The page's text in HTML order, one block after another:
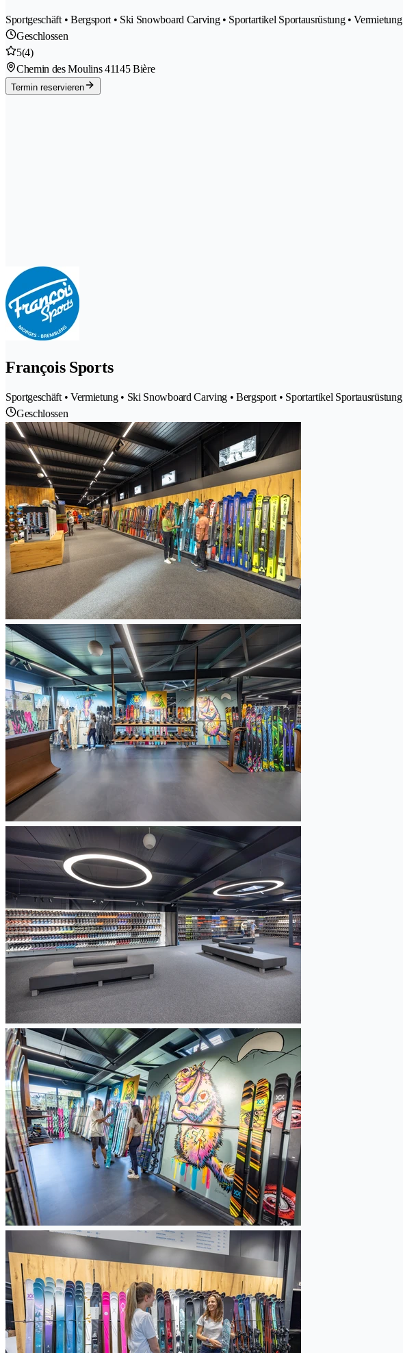
Sportgeschäft • Bergsport • Ski Snowboard Carving • Sportartikel Sportausrüstung • Vermietung
Geschlossen
5(4)
Chemin des Moulins 41145 Bière
Termin reservieren
François Sports
Sportgeschäft • Vermietung • Ski Snowboard Carving • Bergsport • Sportartikel Sportausrüstung
Geschlossen